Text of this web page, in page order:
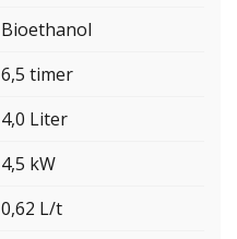
Bioethanol
6,5 timer
4,0 Liter
4,5 kW
0,62 L/t